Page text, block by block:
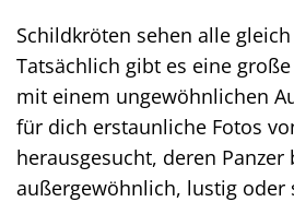
Schildkröten sehen alle
Tatsächlich gibt es eine
mit einem ungewöhnlichen
für dich erstaunliche Fotos
herausgesucht, deren Panzer
außergewöhnlich, lustig oder